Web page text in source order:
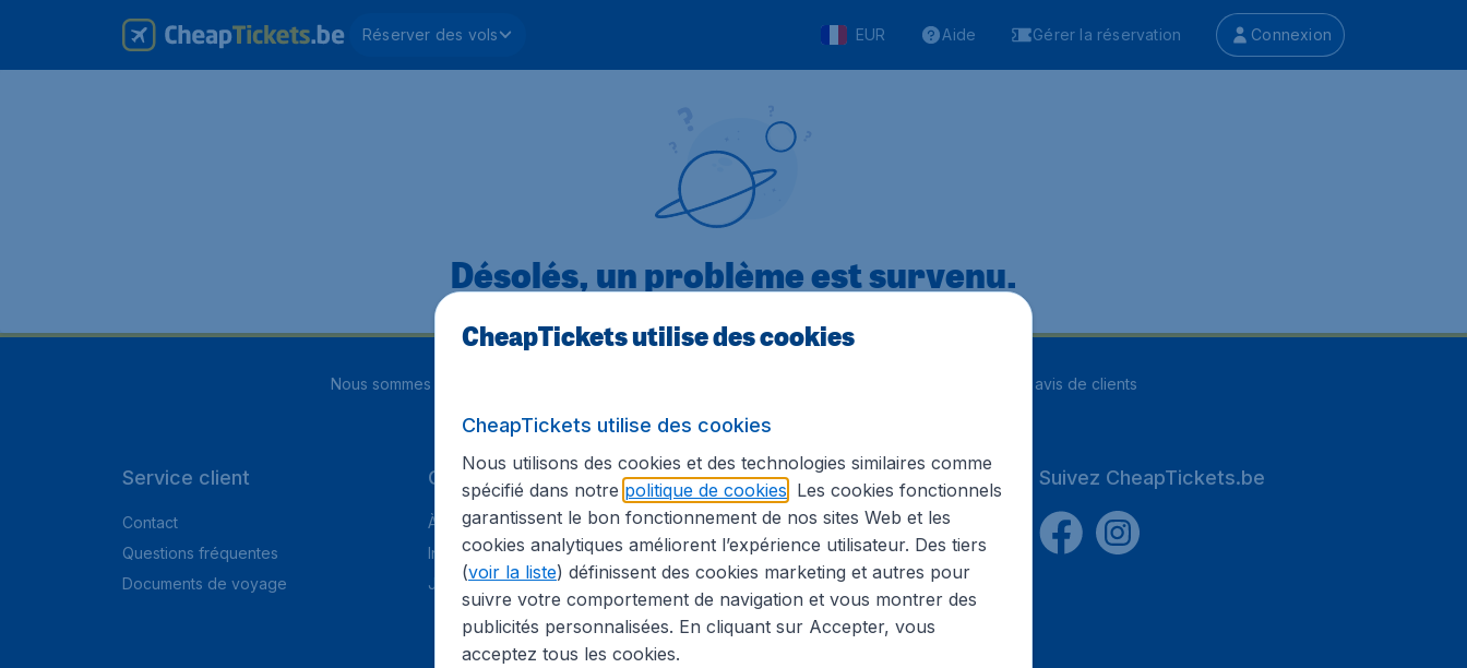
Réserver des vols EUR Aide Gérer la réservation Connexion
Désolés, un problème est survenu.
Nous sommes notés avis de clients
Service client
Contact
Questions fréquentes
Documents de voyage
CheapTickets.be
À propos
Information Légale
Jobs
Sites internationaux
Flugladen.de
CheapTickets.ch
CheapTickets.sg
CheapTickets.nl
Suivez CheapTickets.be
CheapTickets utilise des cookies
CheapTickets utilise des cookies
Nous utilisons des cookies et des technologies similaires comme
spécifié dans notre politique de cookies . Les cookies fonctionnels
garantissent le bon fonctionnement de nos sites Web et les
cookies analytiques améliorent l’expérience utilisateur. Des tiers
(voir la liste) définissent des cookies marketing et autres pour
suivre votre comportement de navigation et vous montrer des
publicités personnalisées. En cliquant sur Accepter, vous
acceptez tous les cookies.